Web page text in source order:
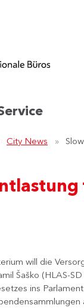
City News
will die
Šaško (HLAS-
ins